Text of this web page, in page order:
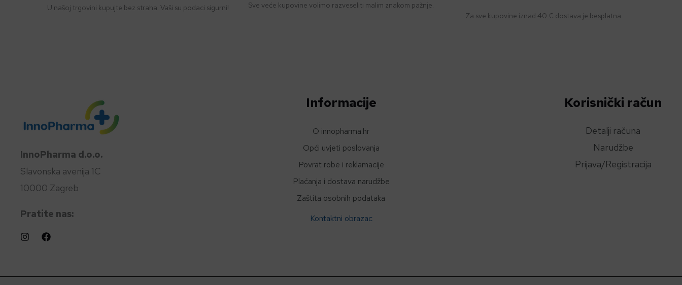
U našoj trgovini kupujte bez straha. Vaši su podaci sigurni! Sve veće kupovine volimo razveseliti malim znakom pažnje.
Za sve kupovine iznad 40 € dostava je besplatna.
InnoPharma d.o.o.
Slavonska avenija 1C
10000 Zagreb
Pratite nas:
Informacije
O innopharma.hr
Opći uvjeti poslovanja
Povrat robe i reklamacije
Plaćanja i dostava narudžbe
Zaštita osobnih podataka
Kontaktni obrazac
Korisnički račun
Detalji računa
Narudžbe
Prijava/Registracija